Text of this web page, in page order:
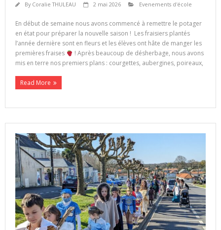
By Coralie THULEAU 2 mai 2026 Evenements d'école
En début de semaine nous avons commencé à remettre le potager
en état pour préparer la nouvelle saison ! Les fraisiers plantés
l’année dernière sont en fleurs et les élèves ont hâte de manger les
premières fraises
! Après beaucoup de désherbage, nous avons
mis en terre nos premiers plans : courgettes, aubergines, poireaux,
Read More